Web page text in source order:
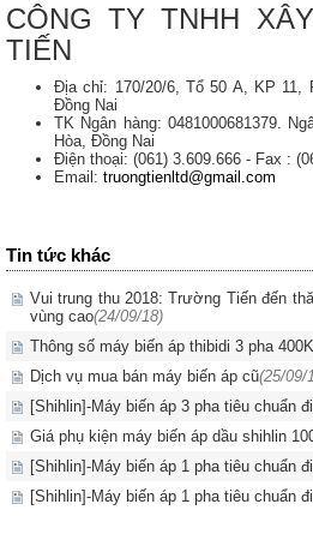
CÔNG TY TNHH
TIẾN
Địa chỉ: 170/20/6, Tổ 50 A, KP 11,
Đồng Nai
TK Ngân hàng: 0481000681379.
Hòa, Đồng Nai
Điện thoại: (061) 3.609.666 - Fax :
Email: truongtienltd@gmail.com
Tin tức khác
Vui trung thu 2018: Trường Tiến đến
vùng cao(24/09/18)
Thông số máy biến áp thibidi 3 pha
Dịch vụ mua bán máy biến áp cũ(25/09/
[Shihlin]-Máy biến áp 3 pha tiêu chuẩn
Giá phụ kiện máy biến áp dầu shihlin
[Shihlin]-Máy biến áp 1 pha tiêu chuẩn
[Shihlin]-Máy biến áp 1 pha tiêu chuẩn